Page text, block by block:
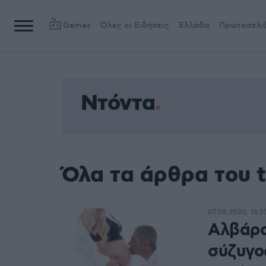
Games Όλες οι Ειδήσεις Ελλάδα
Ντόντα
Όλα τα άρθρα του
07.08.2020,